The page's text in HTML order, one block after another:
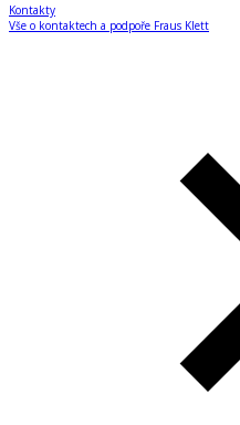
Kontakty
Vše o kontaktech a podpoře Fraus Klett